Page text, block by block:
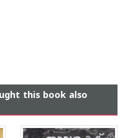
this book also